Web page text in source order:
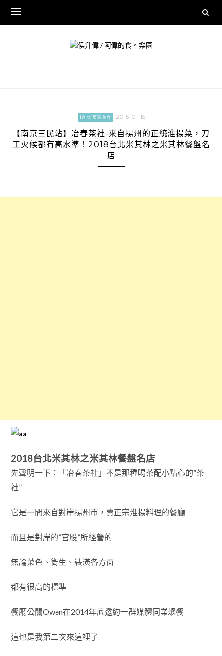
content
[台北]東區美食 2015-01-15
【南京三民站】冶春茶社-來自揚州的正統淮揚菜，刀
工火候都有高水準！2018台北米其林之米其林餐盤名
店
2018台北米其林之米其林餐盤名店
先聲明一下：「冶春茶社」不是那種喝茶配小點心的”茶
社”
它是一間來自對岸揚州市，賣正宗淮揚料理的餐廳
而且是對岸的”官股”所經營的
無論菜色、衛生、裝潢各方面
都有很高的標準
餐廳公關Owen在2014年底邀約一群媒體同業聚餐
這也是我第二次來這裡了